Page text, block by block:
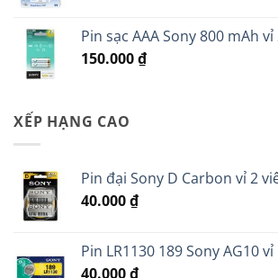
140.000 ₫.là:
Pin sạc AAA Sony 800 mAh vỉ
150.000₫
XẾP HẠNG CAO
Pin đại Sony D Carbon vỉ 2
40.000₫
Pin LR1130 189 Sony AG10
40.000₫